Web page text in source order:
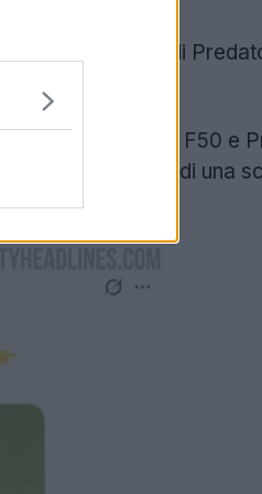
comunicazione di
mostrano solo F50 e
una narrazione di una